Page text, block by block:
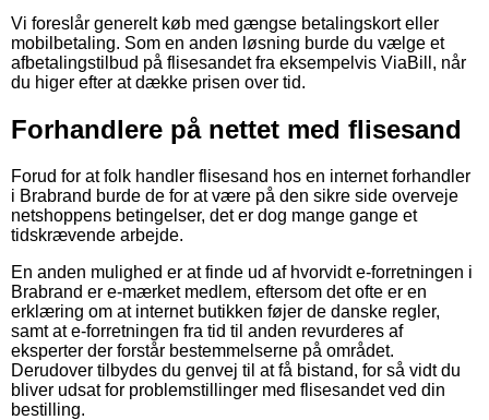
Vi foreslår generelt køb med gængse betalingskort eller
mobilbetaling. Som en anden løsning burde du vælge et
afbetalingstilbud på flisesandet fra eksempelvis ViaBill, når
du higer efter at dække prisen over tid.
Forhandlere på nettet med flisesand
Forud for at folk handler flisesand hos en internet forhandler
i Brabrand burde de for at være på den sikre side overveje
netshoppens betingelser, det er dog mange gange et
tidskrævende arbejde.
En anden mulighed er at finde ud af hvorvidt e-forretningen i
Brabrand er e-mærket medlem, eftersom det ofte er en
erklæring om at internet butikken føjer de danske regler,
samt at e-forretningen fra tid til anden revurderes af
eksperter der forstår bestemmelserne på området.
Derudover tilbydes du genvej til at få bistand, for så vidt du
bliver udsat for problemstillinger med flisesandet ved din
bestilling.